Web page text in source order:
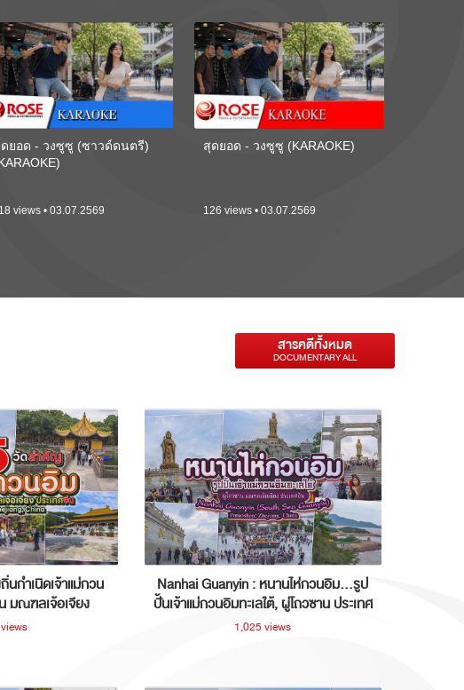
ยอด - วงซูซู (ซาวด์ดนตรี)
views • 03.07.2569
สุดยอด - วงซูซู (KARAOKE)
126 views • 03.07.2569
สารคดีทั้งหมด
DOCUMENTARY ALL
กำเนิดเจ้าแม่กวน
มณฑลเจ้อเจียง
ศจีน
Nanhai Guanyin : หนานไห่กวนอิม...รูป
ปั้นเจ้าแม่กวนอิมทะเลใต้, ผู่โถวซาน ประเทศ
จีน
1,025 views